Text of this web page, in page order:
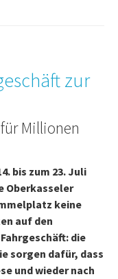
zur
Millionen
bis zum 23. Juli
Oberkasseler
keine
auf den
die
sorgen dafür, dass
und wieder nach